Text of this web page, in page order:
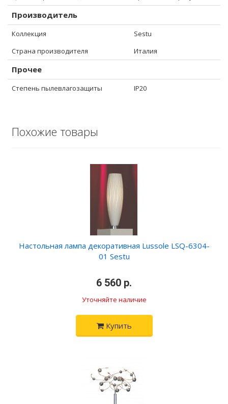
Производитель
Коллекция
Sestu
Страна производителя
Италия
Прочее
Степень пылевлагозащиты IP20
Похожие товары
Настольная лампа декоративная Lussole LSQ-6304-
01 Sestu
6 560 р.
Уточняйте наличие
Купить